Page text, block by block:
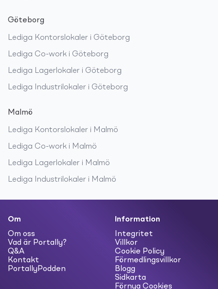
Göteborg
Lediga Kontorslokaler i Göteborg
Lediga Co-work i Göteborg
Lediga Lagerlokaler i Göteborg
Lediga Industrilokaler i Göteborg
Malmö
Lediga Kontorslokaler i Malmö
Lediga Co-work i Malmö
Lediga Lagerlokaler i Malmö
Lediga Industrilokaler i Malmö
Om
Om oss
Vad är Portally?
Q&A
Kontakt
PortallyPodden
Information
Integritet
Villkor
Cookie Policy
Förmedlingsvillkor
Blogg
Sidkarta
Förnya Cookies